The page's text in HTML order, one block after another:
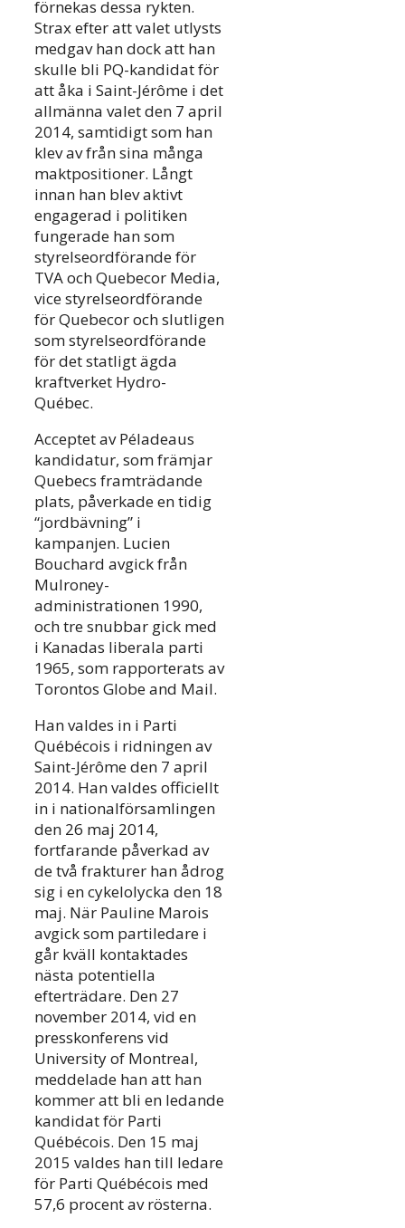
förnekas dessa rykten.
Strax efter att valet utlysts
medgav han dock att han
skulle bli PQ-kandidat för
att åka i Saint-Jérôme i det
allmänna valet den 7 april
2014, samtidigt som han
klev av från sina många
maktpositioner. Långt
innan han blev aktivt
engagerad i politiken
fungerade han som
styrelseordförande för
TVA och Quebecor Media,
vice styrelseordförande
för Quebecor och slutligen
som styrelseordförande
för det statligt ägda
kraftverket Hydro-
Québec.
Acceptet av Péladeaus
kandidatur, som främjar
Quebecs framträdande
plats, påverkade en tidig
“jordbävning” i
kampanjen. Lucien
Bouchard avgick från
Mulroney-
administrationen 1990,
och tre snubbar gick med
i Kanadas liberala parti
1965, som rapporterats av
Torontos Globe and Mail.
Han valdes in i Parti
Québécois i ridningen av
Saint-Jérôme den 7 april
2014. Han valdes officiellt
in i nationalförsamlingen
den 26 maj 2014,
fortfarande påverkad av
de två frakturer han ådrog
sig i en cykelolycka den 18
maj. När Pauline Marois
avgick som partiledare i
går kväll kontaktades
nästa potentiella
efterträdare. Den 27
november 2014, vid en
presskonferens vid
University of Montreal,
meddelade han att han
kommer att bli en ledande
kandidat för Parti
Québécois. Den 15 maj
2015 valdes han till ledare
för Parti Québécois med
57,6 procent av rösterna.